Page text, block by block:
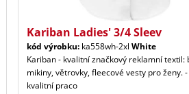
Kariban Ladies' 3/4 Sleev
kód výrobku: ka558wh-2xl White
Kariban - kvalitní značkový reklamní textil:
mikiny, větrovky, fleecové vesty pro ženy.
kvalitní praco